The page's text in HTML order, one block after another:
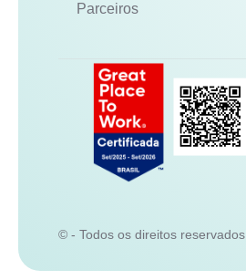
Parceiros
© - Todos os direitos reservados